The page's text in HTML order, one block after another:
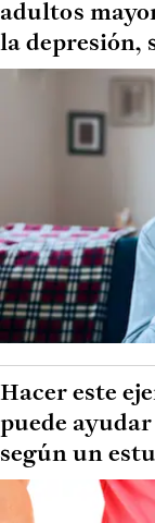
adultos
la depresión,
Hacer este
puede
según un